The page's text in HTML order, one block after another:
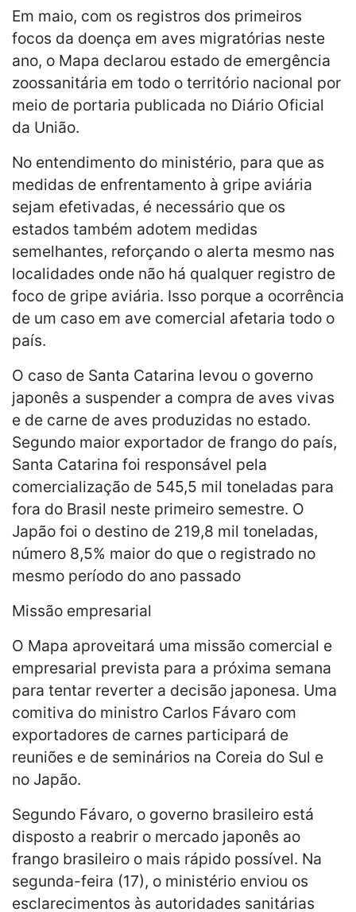
Em maio, com os registros dos primeiros
focos da doença em aves migratórias neste
ano, o Mapa declarou estado de emergência
zoossanitária em todo o território nacional por
meio de portaria publicada no Diário Oficial
da União.
No entendimento do ministério, para que as
medidas de enfrentamento à gripe aviária
sejam efetivadas, é necessário que os
estados também adotem medidas
semelhantes, reforçando o alerta mesmo nas
localidades onde não há qualquer registro de
foco de gripe aviária. Isso porque a ocorrência
de um caso em ave comercial afetaria todo o
país.
O caso de Santa Catarina levou o governo
japonês a suspender a compra de aves vivas
e de carne de aves produzidas no estado.
Segundo maior exportador de frango do país,
Santa Catarina foi responsável pela
comercialização de 545,5 mil toneladas para
fora do Brasil neste primeiro semestre. O
Japão foi o destino de 219,8 mil toneladas,
número 8,5% maior do que o registrado no
mesmo período do ano passado
Missão empresarial
O Mapa aproveitará uma missão comercial e
empresarial prevista para a próxima semana
para tentar reverter a decisão japonesa. Uma
comitiva do ministro Carlos Fávaro com
exportadores de carnes participará de
reuniões e de seminários na Coreia do Sul e
no Japão.
Segundo Fávaro, o governo brasileiro está
disposto a reabrir o mercado japonês ao
frango brasileiro o mais rápido possível. Na
segunda-feira (17), o ministério enviou os
esclarecimentos às autoridades sanitárias